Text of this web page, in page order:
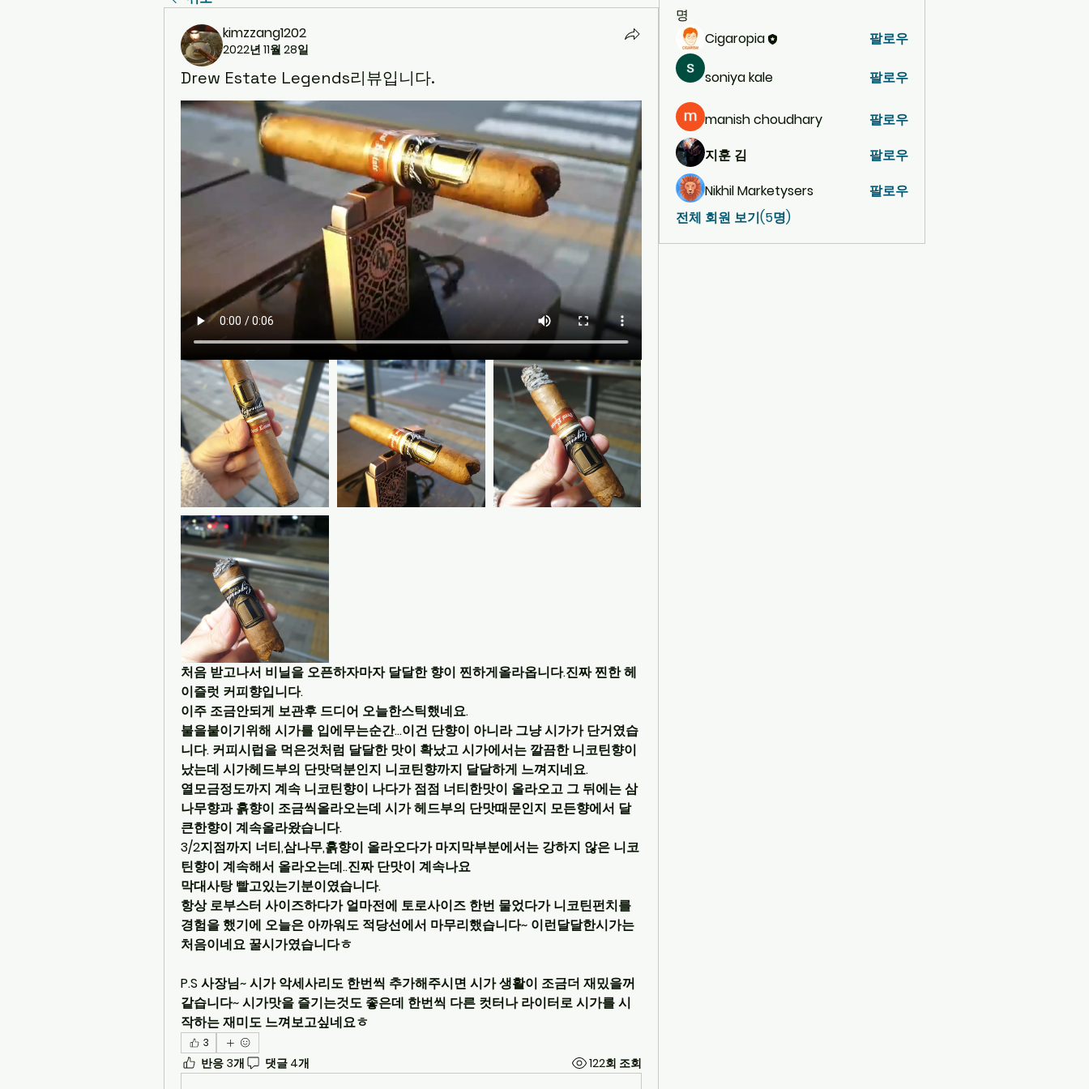
kimzzang1202
2022년 11월 28일
Drew Estate Legends리뷰입니다.
처음 받고나서 비닐을 오픈하자마자 달달한 향이 찐하게올라옵니다.진짜 찐한 헤
이즐럿 커피향입니다.
이주 조금안되게 보관후 드디어 오늘한스틱했네요.
불을붙이기위해 시가를 입에무는순간...이건 단향이 아니라 그냥 시가가 단거였습
니다. 커피시럽을 먹은것처럼 달달한 맛이 확났고 시가에서는 깔끔한 니코틴향이
났는데 시가헤드부의 단맛덕분인지 니코틴향까지 달달하게 느껴지네요.
열모금정도까지 계속 니코틴향이 나다가 점점 너티한맛이 올라오고 그 뒤에는 삼
나무향과 흙향이 조금씩올라오는데 시가 헤드부의 단맛때문인지 모든향에서 달
큰한향이 계속올라왔습니다.
3/2지점까지 너티,삼나무,흙향이 올라오다가 마지막부분에서는 강하지 않은 니코
틴향이 계속해서 올라오는데..진짜 단맛이 계속나요
막대사탕 빨고있는기분이였습니다.
항상 로부스터 사이즈하다가 얼마전에 토로사이즈 한번 물었다가 니코틴펀치를
경험을 했기에 오늘은 아까워도 적당선에서 마무리했습니다~ 이런달달한시가는
처음이네요 꿀시가였습니다ㅎ
P.S 사장님~ 시가 악세사리도 한번씩 추가해주시면 시가 생활이 조금더 재밌을꺼
같습니다~ 시가맛을 즐기는것도 좋은데 한번씩 다른 컷터나 라이터로 시가를 시
작하는 재미도 느껴보고싶네요ㅎ
3
반응 3개 댓글 4개 122회 조회
명
Cigaropia 팔로우
soniya kale 팔로우
manish choudhary
팔로우
지훈 김
팔로우
Nikhil Marketysers
팔로우
전체 회원 보기(5명)